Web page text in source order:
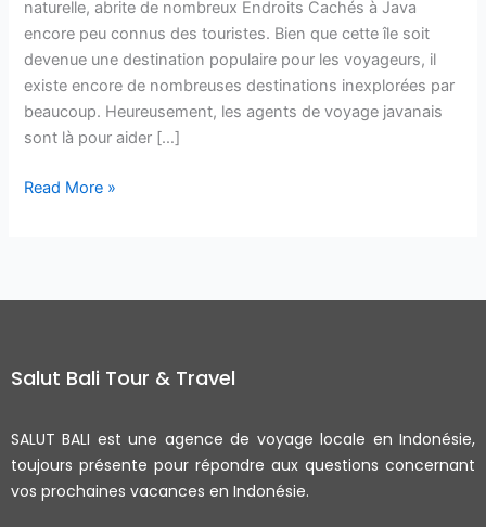
naturelle, abrite de nombreux Endroits Cachés à Java
encore peu connus des touristes. Bien que cette île soit
devenue une destination populaire pour les voyageurs, il
existe encore de nombreuses destinations inexplorées par
beaucoup. Heureusement, les agents de voyage javanais
sont là pour aider […]
Read More »
Salut Bali Tour & Travel
SALUT BALI est une agence de voyage locale en Indonésie,
toujours présente pour répondre aux questions concernant
vos prochaines vacances en Indonésie.